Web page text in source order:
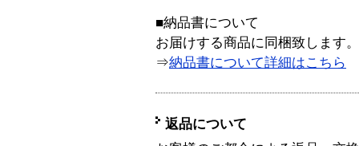
■納品書について
お届けする商品に同梱致します。
⇒納品書について詳細はこちら
返品について